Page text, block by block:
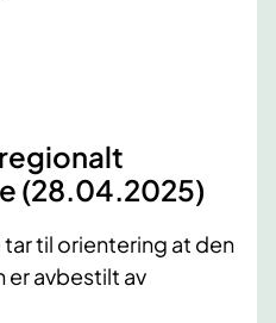
(28.04.2025)
til orientering at den
avbestilt av